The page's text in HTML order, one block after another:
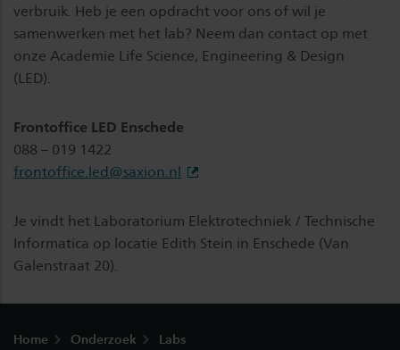
verbruik. Heb je een opdracht voor ons of wil je
samenwerken met het lab? Neem dan contact op met
onze Academie Life Science, Engineering & Design
(LED).
Frontoffice LED Enschede
088 – 019 1422
frontoffice.led@saxion.nl
Je vindt het Laboratorium Elektrotechniek / Technische
Informatica op locatie Edith Stein in Enschede (Van
Galenstraat 20).
Home Onderzoek
Labs